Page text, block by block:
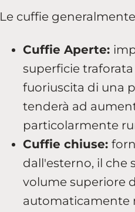
Le cuffie
Cuffie Aperte:
superficie
fuoriuscita di una
tenderà ad
particolarmente
Cuffie chiuse:
dall'esterno, il che
volume superiore
automaticamente